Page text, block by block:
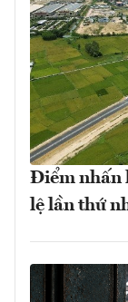
Điểm nhấn
lệ lần thứ